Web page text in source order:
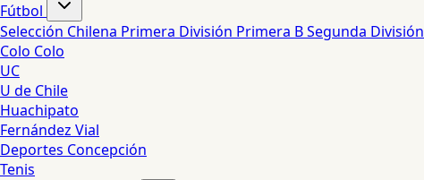
Fútbol
Selección Chilena Primera División Primera BSegunda División
Colo Colo
UC
U de Chile
Huachipato
Fernández Vial
Deportes Concepción
Tenis